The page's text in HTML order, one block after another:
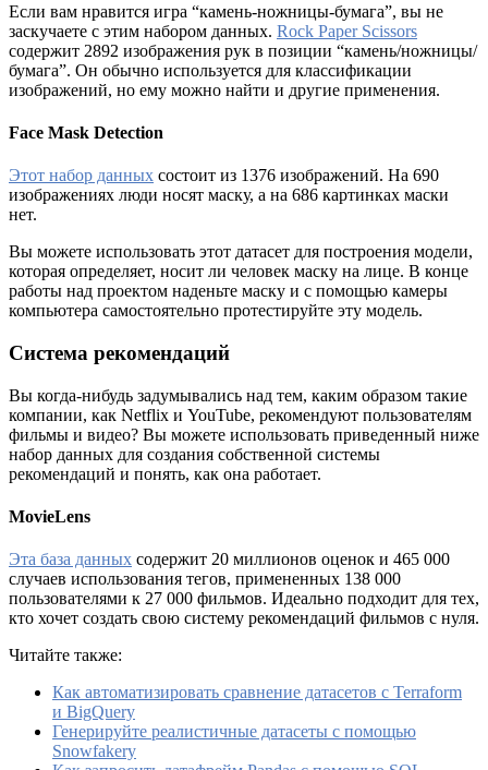
Если вам нравится игра “камень-ножницы-бумага”, вы не
заскучаете с этим набором данных. Rock Paper Scissors
содержит 2892 изображения рук в позиции “камень/ножницы/
бумага”. Он обычно используется для классификации
изображений, но ему можно найти и другие применения.
Face Mask Detection
Этот набор данных состоит из 1376 изображений. На 690
изображениях люди носят маску, а на 686 картинках маски
нет.
Вы можете использовать этот датасет для построения модели,
которая определяет, носит ли человек маску на лице. В конце
работы над проектом наденьте маску и с помощью камеры
компьютера самостоятельно протестируйте эту модель.
Система рекомендаций
Вы когда-нибудь задумывались над тем, каким образом такие
компании, как Netflix и YouTube, рекомендуют пользователям
фильмы и видео? Вы можете использовать приведенный ниже
набор данных для создания собственной системы
рекомендаций и понять, как она работает.
MovieLens
Эта база данных содержит 20 миллионов оценок и 465 000
случаев использования тегов, примененных 138 000
пользователями к 27 000 фильмов. Идеально подходит для тех,
кто хочет создать свою систему рекомендаций фильмов с нуля.
Читайте также:
Как автоматизировать сравнение датасетов с Terraform
и BigQuery
Генерируйте реалистичные датасеты с помощью
Snowfakery